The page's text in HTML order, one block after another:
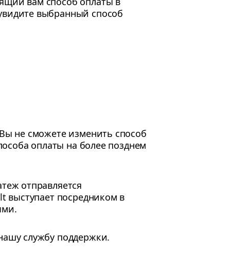
выбранный способ
не сможете изменить способ
оплаты на более позднем
отправляется
выступает посредником в
службу поддержки.